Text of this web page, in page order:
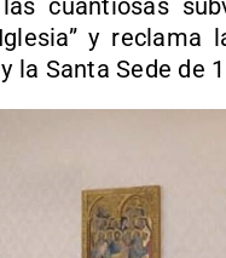
cuantiosas
y reclama
la Santa Sede de